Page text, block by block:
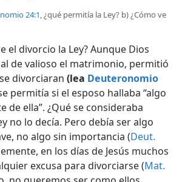
24:1, ¿qué permitía la Ley? b) ¿Cómo ve
el divorcio la Ley? Aunque Dios
de valioso el matrimonio, permitió
divorciaran (lea Deuteronomio
permitía si el esposo hallaba “algo
de ella”. ¿Qué se consideraba
no lo decía. Pero debía ser algo
no algo sin importancia (Deut.
en los días de Jesús muchos
excusa para divorciarse (Mat.